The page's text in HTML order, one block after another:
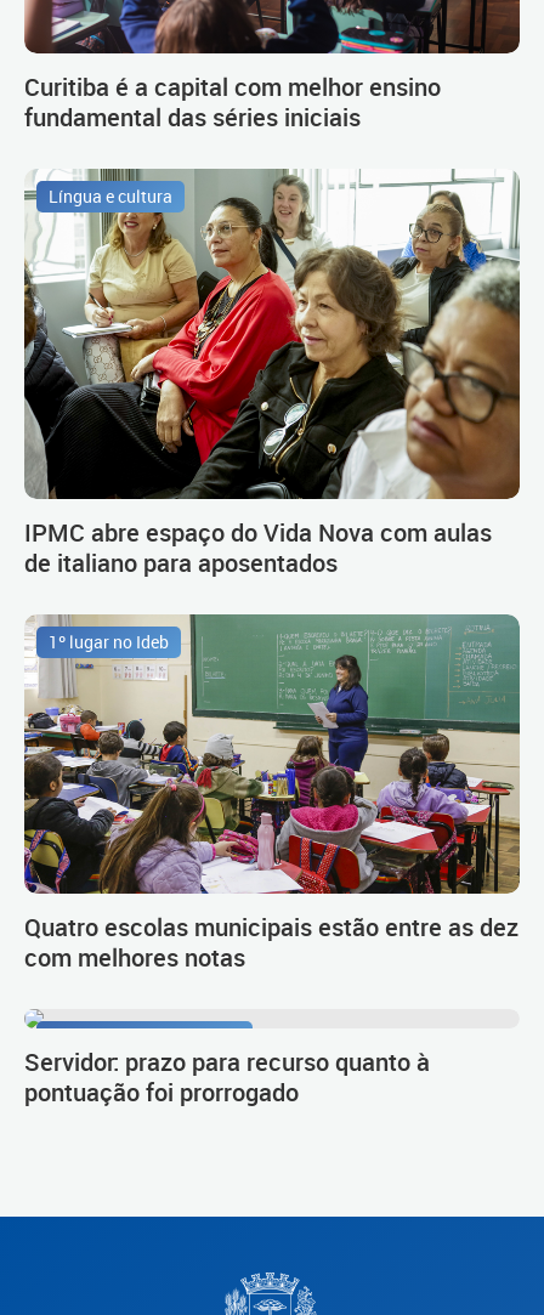
Curitiba é a capital com melhor ensino
fundamental das séries iniciais
Língua e cultura
IPMC abre espaço do Vida Nova com aulas
de italiano para aposentados
1º lugar no Ideb
Quatro escolas municipais estão entre as dez
com melhores notas
Servidor: prazo para recurso quanto à
pontuação foi prorrogado